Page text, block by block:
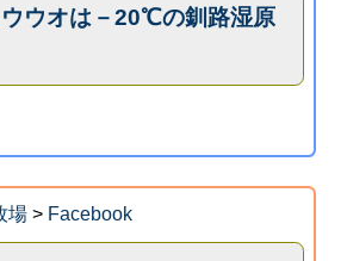
ウオは－20℃の釧路湿原
場> Facebook